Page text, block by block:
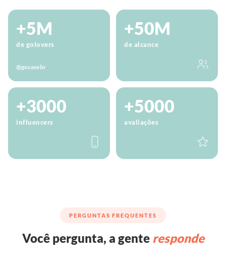
+5M
de golovers
@gocasebr
+50M
de alcance
+3000
influencers
+5000
avaliações
PERGUNTAS FREQUENTES
Você pergunta, a gente responde